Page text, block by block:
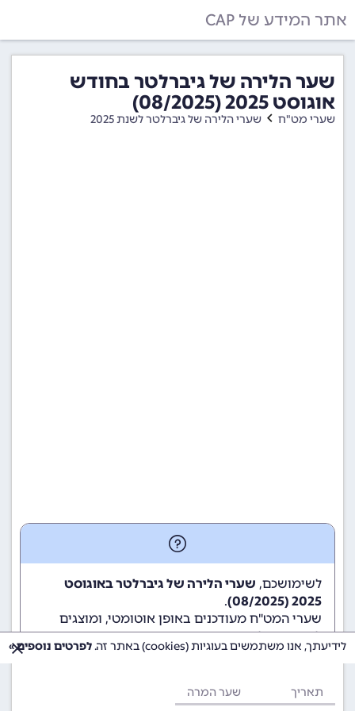
אתר המידע של CAP
שער הלירה של גיברלטר בחודש
אוגוסט 2025 (08/2025)
שערי מט"ח שערי הלירה של גיברלטר לשנת 2025
לשימושכם, שערי הלירה של גיברלטר באוגוסט
2025 (08/2025)
.
שערי המט"ח מעודכנים באופן אוטומטי, ומוצגים
לשימוש גולשי ומשתמשי האתר.
תאריך שער המרה
לידיעתך, אנו משתמשים בעוגיות (cookies) באתר זה. לפרטים נוספים »